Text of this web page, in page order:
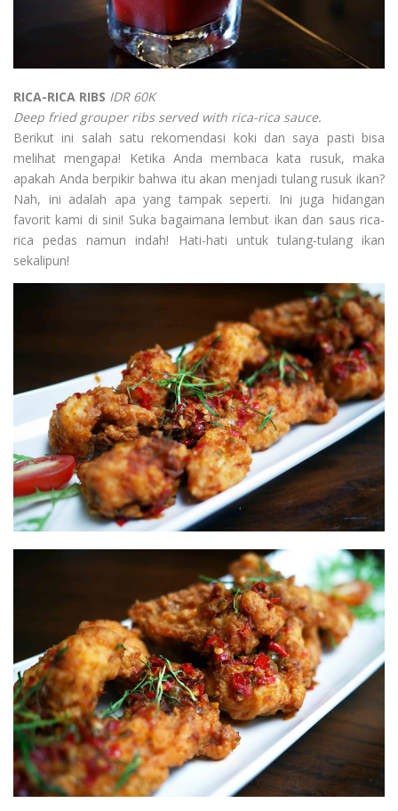
RICA-RICA RIBS IDR 60K
Deep fried grouper ribs served with rica-rica sauce.
Berikut ini salah satu rekomendasi koki dan saya pasti bisa
melihat mengapa! Ketika Anda membaca kata rusuk, maka
apakah Anda berpikir bahwa itu akan menjadi tulang rusuk ikan?
Nah, ini adalah apa yang tampak seperti. Ini juga hidangan
favorit kami di sini! Suka bagaimana lembut ikan dan saus rica-
rica pedas namun indah! Hati-hati untuk tulang-tulang ikan
sekalipun!